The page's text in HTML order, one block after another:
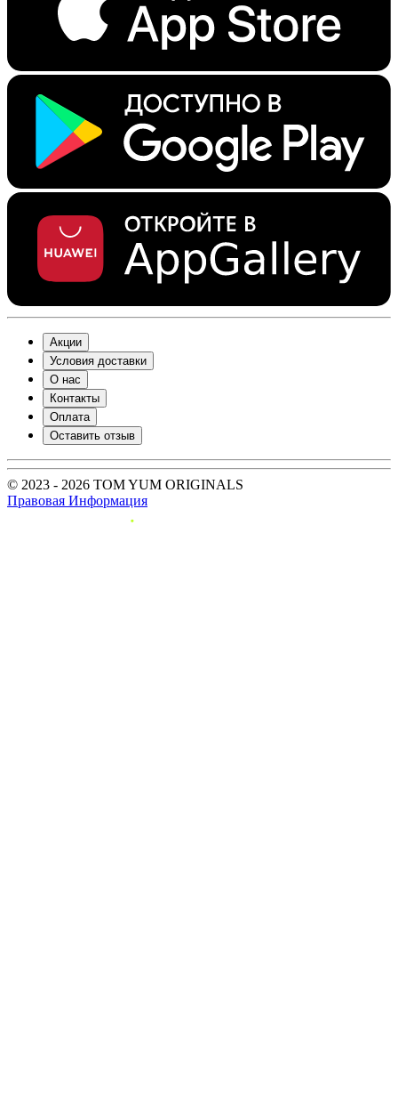
Акции
Условия доставки
О нас
Контакты
Оплата
Оставить отзыв
© 2023 - 2026 TOM YUM ORIGINALS
Правовая Информация